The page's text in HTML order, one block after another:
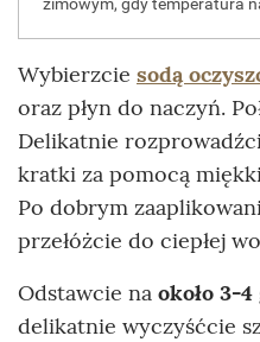
Wybierzcie sodą
oraz płyn do naczyń.
Delikatnie
kratki za pomocą
Po dobrym
przełóżcie do ciepłej
Odstawcie na około 3-
delikatnie wyczyśćcie